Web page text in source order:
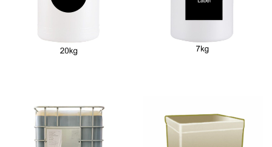
экспертом по
экспорту, на
которого можно
положиться.